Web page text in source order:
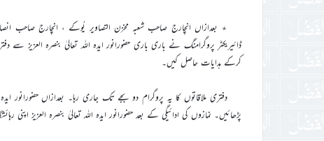
٭ بعدازاں انچارج صاحب شعبہ مخزن التصاویر یُوکے ، انچارج صاحب
ڈائیریکٹر پروگرامنگ نے باری باری حضورانور ایدہ اللہ تعالیٰ بنصرہ العزیز
کرکے ہدایات حاصل کیں۔
دفتری ملاقاتوں کا یہ پروگرام دو بجے تک جاری رہا۔ بعدازاں حضورانور
پڑھائیں۔ نمازوں کی ادائیگی کے بعد حضورانور ایدہ اللہ تعالیٰ بنصرہ العزیز اپنی